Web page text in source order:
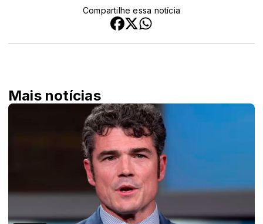
Compartilhe essa notícia
Mais notícias